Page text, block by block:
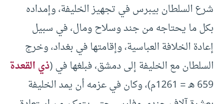
شرع السلطان بيبرس في تجهيز الخليفة، وإمداده
بكل ما يحتاجه من جند وسلاح ومال، في سبيل
إعادة الخلافة العباسية، وإقامتها في بغداد، وخرج
السلطان مع الخليفة إلى دمشق، فبلغها في (ذي القعدة
659 هـ = 1261م)، وكان في عزمه أن يمد الخليفة